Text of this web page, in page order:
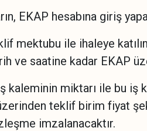
EKAP hesabına giriş
mektubu ile ihaleye
ve saatine kadar EKAP
miktarı ile bu iş
teklif birim fiyat
imzalanacaktır.